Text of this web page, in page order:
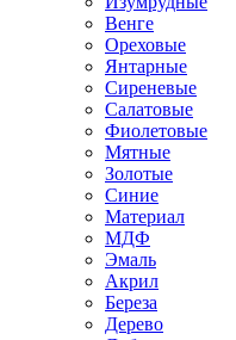
Венге
Ореховые
Янтарные
Сиреневые
Салатовые
Фиолетовые
Мятные
Золотые
Синие
Материал
МДФ
Эмаль
Акрил
Береза
Дерево